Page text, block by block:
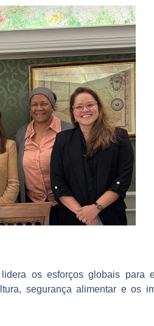
os esforços globais para
segurança alimentar e os